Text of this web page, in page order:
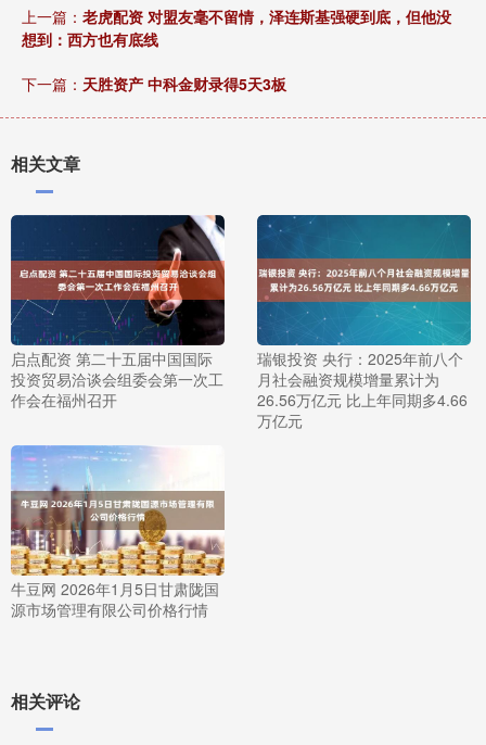
上一篇： 老虎配资 对盟友毫不留情，泽连斯基强硬到底，但他没
想到：西方也有底线
下一篇： 天胜资产 中科金财录得5天3板
相关文章
启点配资 第二十五届中国国际
投资贸易洽谈会组委会第一次工
作会在福州召开
瑞银投资 央行：2025年前八个
月社会融资规模增量累计为
26.56万亿元 比上年同期多4.66
万亿元
牛豆网 2026年1月5日甘肃陇国
源市场管理有限公司价格行情
相关评论